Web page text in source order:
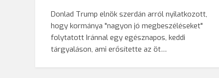
Donlad Trump elnök szerdán arról nyilatkozott,
hogy kormánya "nagyon jó megbeszéléseket"
folytatott Iránnal egy egésznapos, keddi
tárgyaláson, ami erősítette az öt…